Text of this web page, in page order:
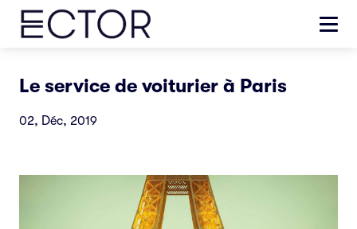
Le service de voiturier à Paris
02, Déc, 2019